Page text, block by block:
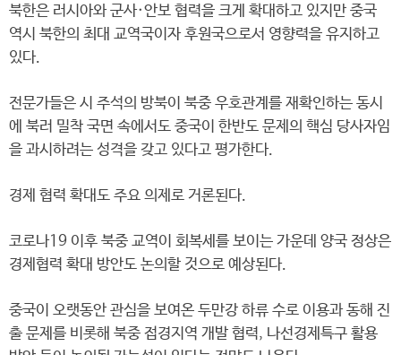
북한은 러시아와 군사·안보 협력을 크게 확대하고 있지만 중국
역시 북한의 최대 교역국이자 후원국으로서 영향력을 유지하고
있다.
전문가들은 시 주석의 방북이 북중 우호관계를 재확인하는 동시
에 북러 밀착 국면 속에서도 중국이 한반도 문제의 핵심 당사자임
을 과시하려는 성격을 갖고 있다고 평가한다.
경제 협력 확대도 주요 의제로 거론된다.
코로나19 이후 북중 교역이 회복세를 보이는 가운데 양국 정상은
경제협력 확대 방안도 논의할 것으로 예상된다.
중국이 오랫동안 관심을 보여온 두만강 하류 수로 이용과 동해 진
출 문제를 비롯해 북중 접경지역 개발 협력, 나선경제특구 활용